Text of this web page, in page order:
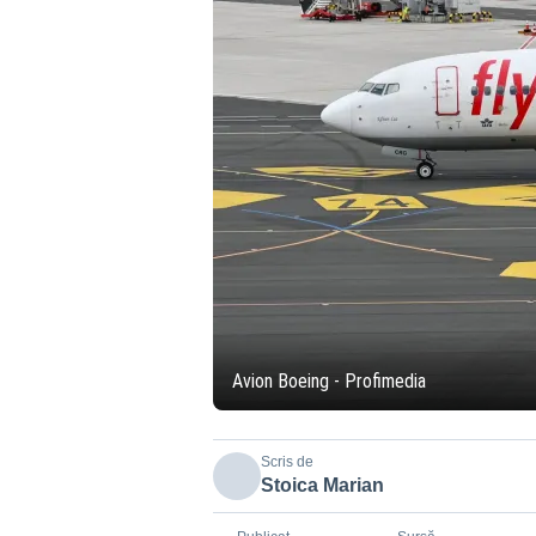
Avion Boeing - Profimedia
Scris de
Stoica Marian